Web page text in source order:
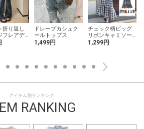
折り返し
フレアデ
ドレープカシュク
ールトップス
1,499円
チェック柄ビッグ
リボンキャミソー
ルワンピース
1,299円
アイテム別ランキング
RANKING